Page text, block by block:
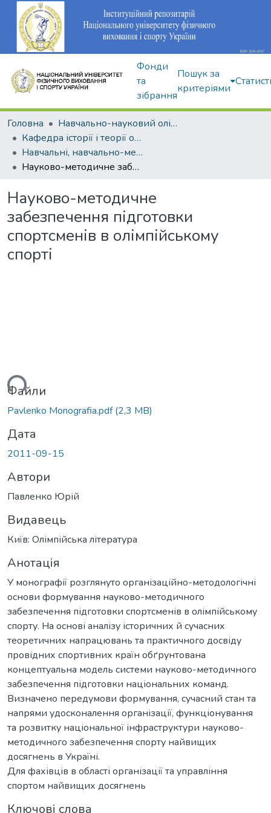
Фонди
та
зібрання
Пошук за
критеріями
Головна
Навчально-науковий олімпійський інститут
Кафедра історії і теорії олімпійського спорту
Навчальні, навчально-методичні видання
Науково-методичне забезпечення підготовки спортсменів в олімпійському спорті
Науково-методичне
забезпечення підготовки
спортсменів в олімпійському
спорті
Файли
Pavlenko Monografia.pdf(2,3 MB)
Дата
2011-09-15
Автори
Павленко Юрій
Видавець
Київ: Олімпійська література
Анотація
У монографії розглянуто організаційно-методологічні
основи формування науково-методичного
забезпечення підготовки спортсменів в олімпійському
спорту. На основі аналізу історичних й сучасних
теоретичних напрацювань та практичного досвіду
провідних спортивних країн обґрунтована
концептуальна модель системи науково-методичного
забезпечення підготовки національних команд.
Визначено передумови формування, сучасний стан та
напрями удосконалення організації, функціонування
та розвитку національної інфраструктури науково-
методичного забезпечення спорту найвищих
досягнень в Україні.
Для фахівців в області організації та управління
спортом найвищих досягнень
Ключові слова